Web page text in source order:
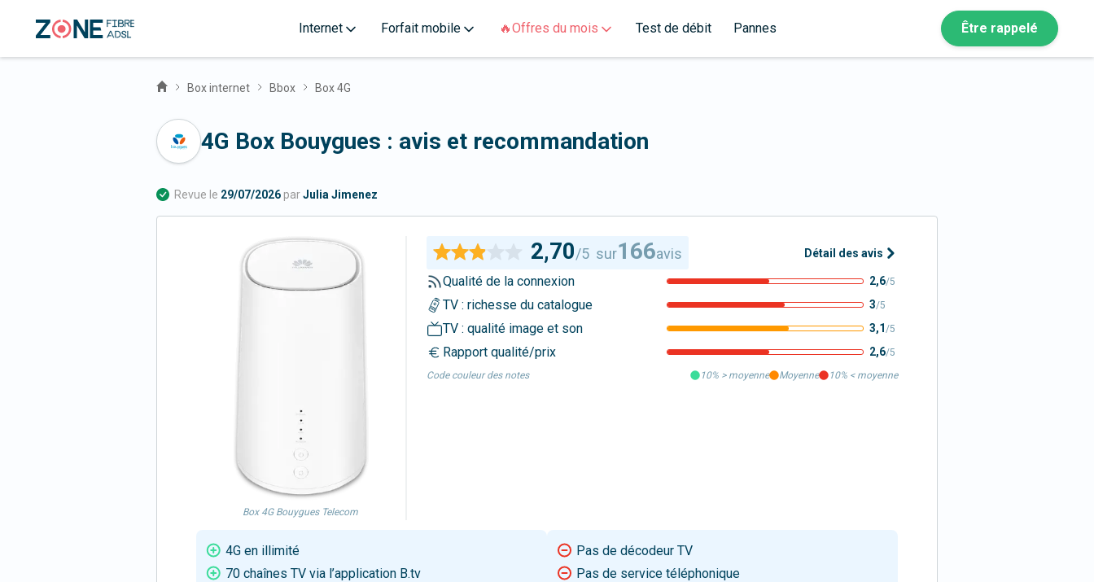
Internet Forfait mobile 🔥Offres du mois Test de débit Pannes Être rappelé
Box internet Bbox Box 4G
4G Box Bouygues : avis et recommandation
Revue le 29/07/2026 parJulia Jimenez
Box 4G Bouygues Telecom
2,70/5 sur166avis Détail des avis
Qualité de la connexion 2,6/5
TV : richesse du catalogue 3/5
TV : qualité image et son 3,1/5
Rapport qualité/prix 2,6/5
Code couleur des notes
10% >moyenne Moyenne 10% <moyenne
4G en illimité
70 chaînes TV via l’application B.tv
Pas de décodeur TV
Pas de service téléphonique